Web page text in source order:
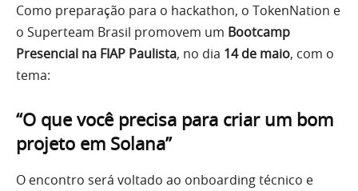
Como preparação para o hackathon, o TokenNation e
o Superteam Brasil promovem um Bootcamp
Presencial na FIAP Paulista, no dia 14 de maio, com o
tema:
“O que você precisa para criar um bom
projeto em Solana”
O encontro será voltado ao onboarding técnico e